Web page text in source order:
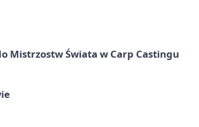
Mistrzostw Świata w Carp Castingu